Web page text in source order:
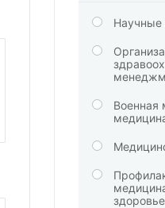
Научные
Военная
здоровье